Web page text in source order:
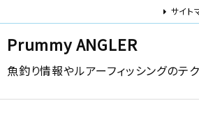
Prummy ANGLER
魚釣り情報やルアーフィッシングのテ
サイト